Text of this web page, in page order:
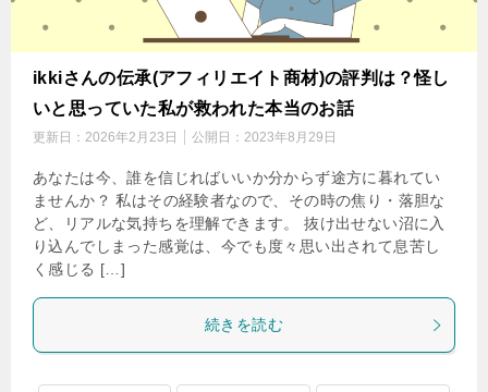
ikkiさんの伝承(アフィリエイト商材)の評判は？怪し
いと思っていた私が救われた本当のお話
更新日： 2026年2月23日 公開日： 2023年8月29日
あなたは今、誰を信じればいいか分からず途方に暮れてい
ませんか？ 私はその経験者なので、その時の焦り・落胆な
ど、リアルな気持ちを理解できます。 抜け出せない沼に入
り込んでしまった感覚は、今でも度々思い出されて息苦し
く感じる […]
続きを読む